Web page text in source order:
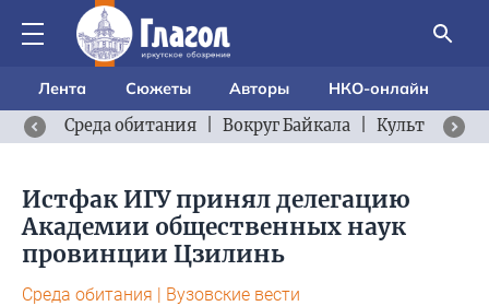
Лента Сюжеты Авторы
НКО-онлайн
Среда обитания
Вокруг Байкала Культурный
Истфак ИГУ принял делегацию
Академии общественных наук
провинции Цзилинь
Среда обитания | Вузовские вести